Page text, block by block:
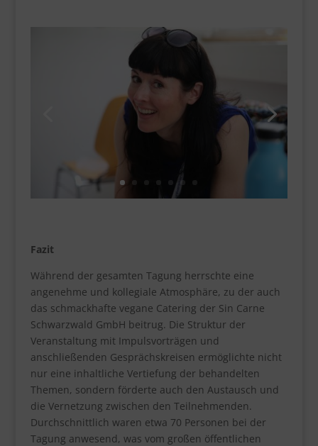
Fazit
Während der gesamten Tagung herrschte eine
angenehme und kollegiale Atmosphäre, zu der auch
das schmackhafte vegane Catering der Sin Carne
Schwarzwald GmbH beitrug. Die Struktur der
Veranstaltung mit Impulsvorträgen und
anschließenden Gesprächskreisen ermöglichte nicht
nur eine inhaltliche Vertiefung der behandelten
Themen, sondern förderte auch den Austausch und
die Vernetzung zwischen den Teilnehmenden.
Durchschnittlich waren etwa 70 Personen bei der
Tagung anwesend, was vom großen öffentlichen